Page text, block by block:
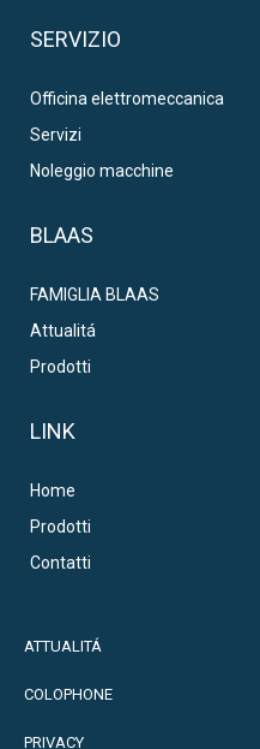
SERVIZIO
Officina elettromeccanica
Servizi
Noleggio macchine
BLAAS
FAMIGLIA BLAAS
Attualitá
Prodotti
LINK
Home
Prodotti
Contatti
ATTUALITÁ
COLOPHONE
PRIVACY